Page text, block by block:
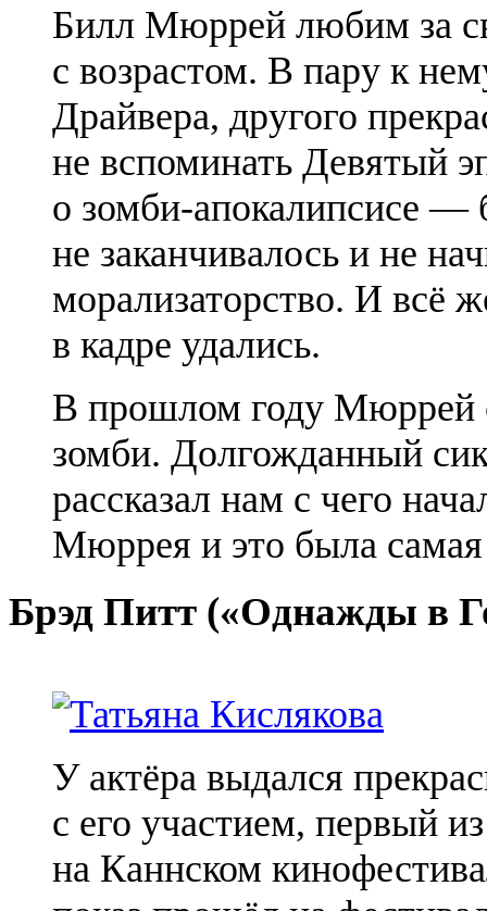
Билл Мюррей любим за
с возрастом. В пару к
Драйвера, другого
не вспоминать Девятый
о зомби-апокалипсисе —
не заканчивалось и не
морализаторство. И всё
в кадре удались.
В прошлом году Мюррей
зомби. Долгожданный
рассказал нам с чего
Мюррея и это была самая
Брэд Питт («Однажды в
У актёра выдался
с его участием, первый
на Каннском